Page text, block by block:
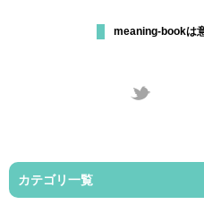
meaning-bookは
カテゴリ一覧